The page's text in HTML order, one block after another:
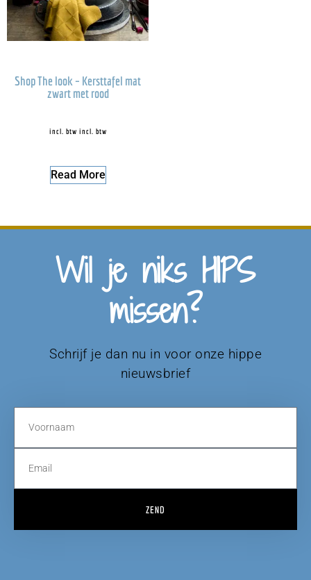
Shop The look – Kersttafel mat
zwart met rood
incl. btw incl. btw
Read More
Wil je niks HIPS
missen?
Schrijf je dan nu in voor onze hippe
nieuwsbrief
ZEND